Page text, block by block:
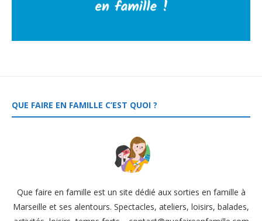
QUE FAIRE EN FAMILLE C’EST QUOI ?
Que faire en famille est un site dédié aux sorties en famille à
Marseille et ses alentours. Spectacles, ateliers, loisirs, balades,